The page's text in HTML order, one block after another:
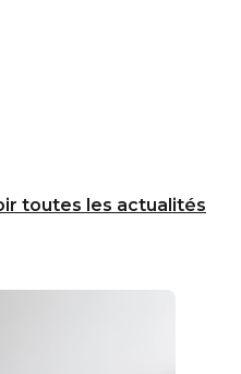
toutes les actualités